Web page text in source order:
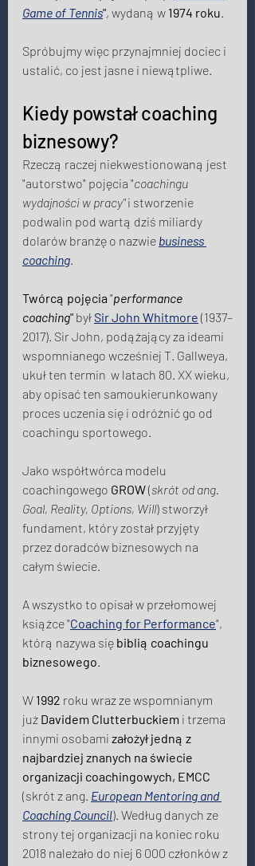
Game of Tennis", wydaną w 1974 roku
Spróbujmy więc przynajmniej dociec i
ustalić, co jest jasne i niewątpliwe.
Kiedy powstał coaching
biznesowy?
Rzeczą raczej niekwestionowaną jest
"autorstwo" pojęcia "coachingu
wydajności w pracy" i stworzenie
podwalin pod wartą dziś miliardy
dolarów branżę o nazwie business
coaching
Twórcą pojęcia "performance
coaching" był Sir John Whitmore (1937–
2017). Sir John, podążający za ideami
wspomnianego wcześniej T. Gallweya,
ukuł ten termin  w latach 80. XX wieku,
aby opisać ten samoukierunkowany
proces uczenia się i odróżnić go od
coachingu sportowego.
Jako współtwórca modelu
coachingowego GROW (skrót od ang.
Goal, Reality, Options, Will) stworzył
fundament, który został przyjęty
przez doradców biznesowych na
całym świecie.
A wszystko to opisał w przełomowej
książce "Coaching for Performance",
którą nazywa się biblią coachingu
biznesowego
W 1992 roku wraz ze wspomnianym
już Davidem Clutterbuckiem i trzema
innymi osobami założył jedną z
najbardziej znanych na świecie
organizacji coachingowych, EMCC
(skrót z ang. European Mentoring and
Coaching Council). Według danych ze
strony tej organizacji na koniec roku
2018 należało do niej 6 000 członków z